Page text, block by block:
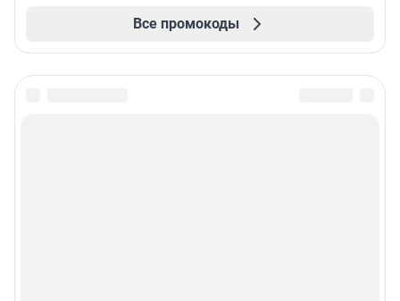
Все промокоды